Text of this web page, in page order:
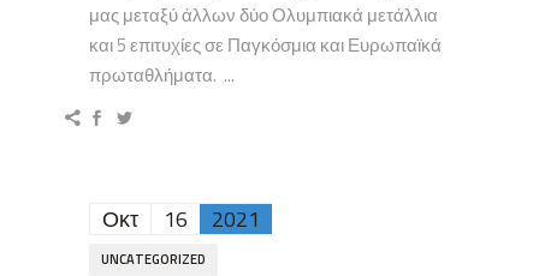
μας μεταξύ άλλων δύο Ολυμπιακά μετάλλια
και 5 επιτυχίες σε Παγκόσμια και Ευρωπαϊκά
πρωταθλήματα. ...
Οκτ 16 2021
UNCATEGORIZED